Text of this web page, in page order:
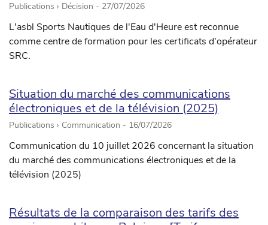
Publications › Décision - 27/07/2026
L'asbl Sports Nautiques de l'Eau d'Heure est reconnue
comme centre de formation pour les certificats d'opérateur
SRC.
Situation du marché des communications
électroniques et de la télévision (2025)
Publications › Communication - 16/07/2026
Communication du 10 juillet 2026 concernant la situation
du marché des communications électroniques et de la
télévision (2025)
Résultats de la comparaison des tarifs des